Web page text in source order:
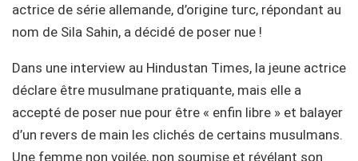
actrice de série allemande, d’origine turc, répondant au
nom de Sila Sahin, a décidé de poser nue !
Dans une interview au Hindustan Times, la jeune actrice
déclare être musulmane pratiquante, mais elle a
accepté de poser nue pour être « enfin libre » et balayer
d’un revers de main les clichés de certains musulmans.
Une femme non voilée, non soumise et révélant son